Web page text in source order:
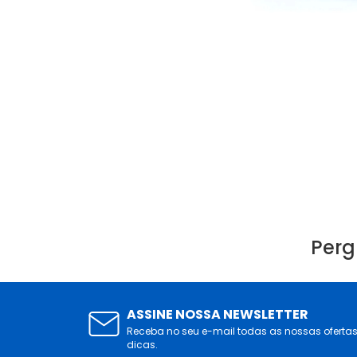
ASSINE NOSSA NEWSLETTER
Receba no seu e-mail todas as nossas
dicas.